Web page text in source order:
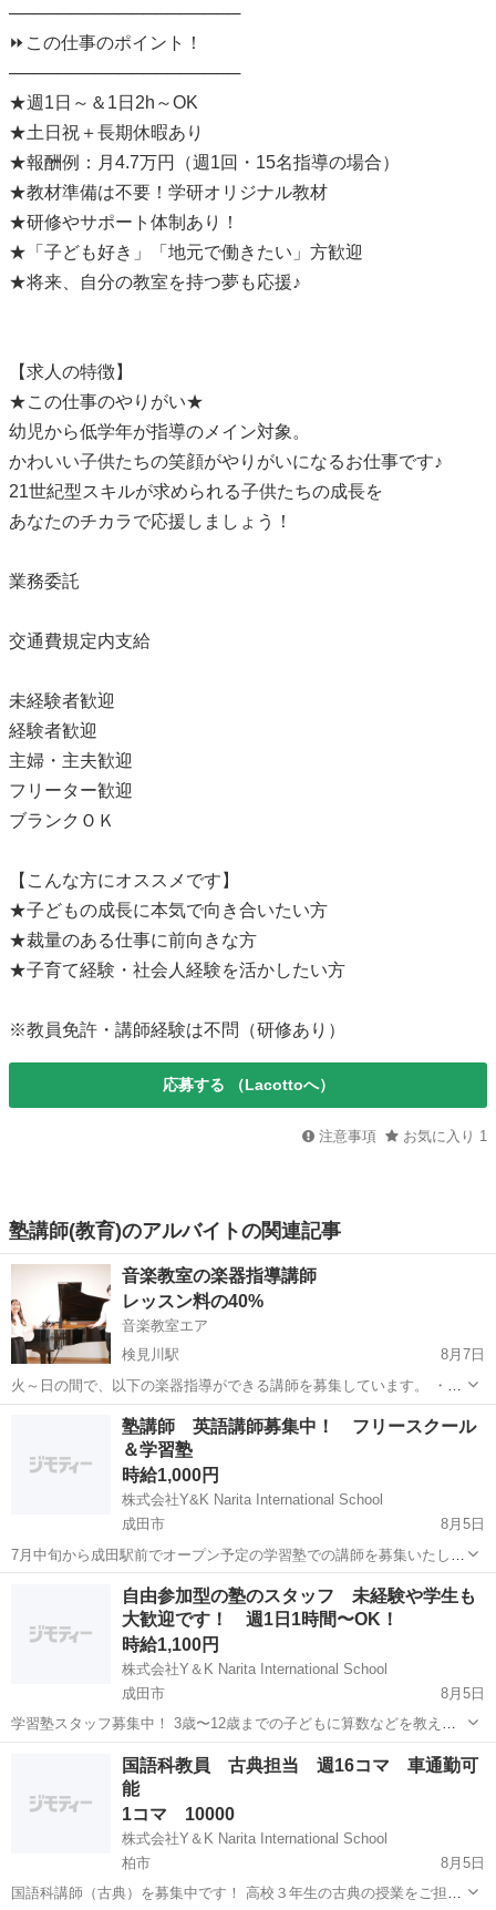
───────────────────
⏩この仕事のポイント！
───────────────────
★週1日～＆1日2h～OK
★土日祝＋長期休暇あり
★報酬例：月4.7万円（週1回・15名指導の場合）
★教材準備は不要！学研オリジナル教材
★研修やサポート体制あり！
★「子ども好き」「地元で働きたい」方歓迎
★将来、自分の教室を持つ夢も応援♪
【求人の特徴】
★この仕事のやりがい★
幼児から低学年が指導のメイン対象。
かわいい子供たちの笑顔がやりがいになるお仕事です♪
21世紀型スキルが求められる子供たちの成長を
あなたのチカラで応援しましょう！
業務委託
交通費規定内支給
未経験者歓迎
経験者歓迎
主婦・主夫歓迎
フリーター歓迎
ブランクＯＫ
【こんな方にオススメです】
★子どもの成長に本気で向き合いたい方
★裁量のある仕事に前向きな方
★子育て経験・社会人経験を活かしたい方
※教員免許・講師経験は不問（研修あり）
応募する （Lacottoへ）
注意事項 お気に入り 1
塾講師(教育)のアルバイトの関連記事
音楽教室の楽器指導講師
レッスン料の40%
音楽教室エア
検見川駅
8月7日
火～日の間で、以下の楽器指導ができる講師を募集しています。 ・木
管楽器（フルート、オーボエ、クラリネット、サックスなど） ・弦楽
器（ヴァイオリン、ヴィオラ、チェロ、コントラバスなど） ※上記以
外にも楽器指導が可能であれ...
千葉市 検見川駅 教育 音楽教室
塾講師 英語講師募集中！ フリースクール
＆学習塾
時給1,000円
株式会社Y&K Narita International School
成田市
8月5日
7月中旬から成田駅前でオープン予定の学習塾での講師を募集いたしま
す。 ☆主な業務☆ 学習計画カリキュラム作成 教材作成 学習支援 児童
生徒の管理 など ☆求める人材☆ 小中学校での実務経験者 カリキュラ
塾講師 フリースクール
自由参加型の塾のスタッフ 未経験や学生も
大歓迎です！ 週1日1時間〜OK！
時給1,100円
株式会社Y＆K Narita International School
成田市
8月5日
学習塾スタッフ募集中！ 3歳〜12歳までの子どもに算数などを教える
塾でのスタッフ 塾のコンセプト 自由参加型の塾となり、子どもたちが
好きな時に来て好きな時に帰るスタイルです。 開講時間は平日
成田市 塾講師 スタッフ
国語科教員 古典担当 週16コマ 車通勤可
能
1コマ 10000
株式会社Y＆K Narita International School
柏市
8月5日
国語科講師（古典）を募集中です！ 高校３年生の古典の授業をご担当